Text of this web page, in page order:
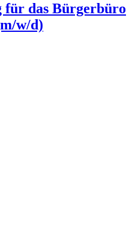
für das Bürgerbüro
w/d)